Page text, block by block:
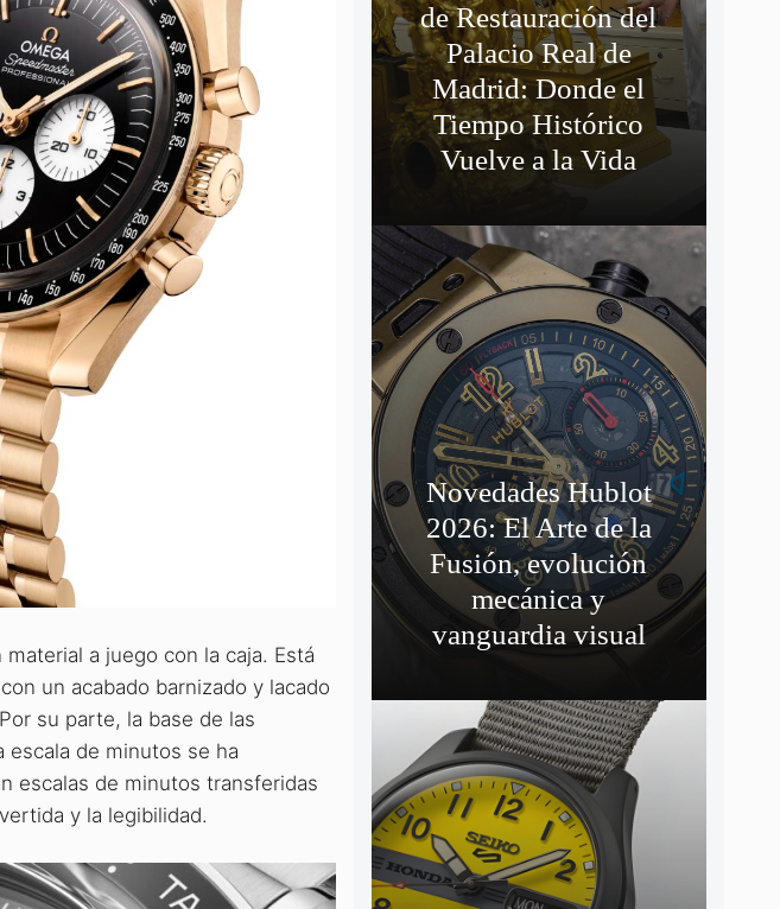
a juego con la caja. Está
un acabado barnizado y lacado
su parte, la base de las
escala de minutos se ha
escalas de minutos transferidas
y la legibilidad.
de Restauración del
Palacio Real de
Madrid: Donde el
Tiempo Histórico
Vuelve a la Vida
Novedades Hublot
2026: El Arte de la
Fusión, evolución
mecánica y
vanguardia visual